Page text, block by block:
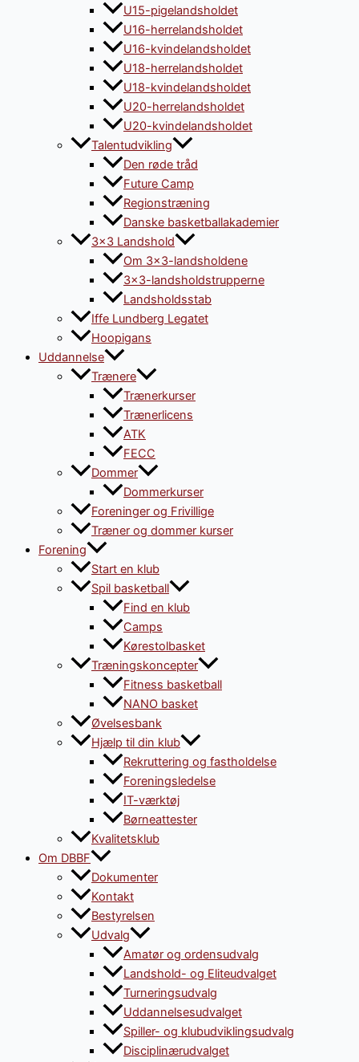
U15-pigelandsholdet
U16-herrelandsholdet
U16-kvindelandsholdet
U18-herrelandsholdet
U18-kvindelandsholdet
U20-herrelandsholdet
U20-kvindelandsholdet
Talentudvikling
Den røde tråd
Future Camp
Regionstræning
Danske basketballakademier
3×3 Landshold
Om 3×3-landsholdene
3×3-landsholdstrupperne
Landsholdsstab
Iffe Lundberg Legatet
Hoopigans
Uddannelse
Trænere
Trænerkurser
Trænerlicens
ATK
FECC
Dommer
Dommerkurser
Foreninger og Frivillige
Træner og dommer kurser
Forening
Start en klub
Spil basketball
Find en klub
Camps
Kørestolbasket
Træningskoncepter
Fitness basketball
NANO basket
Øvelsesbank
Hjælp til din klub
Rekruttering og fastholdelse
Foreningsledelse
IT-værktøj
Børneattester
Kvalitetsklub
Om DBBF
Dokumenter
Kontakt
Bestyrelsen
Udvalg
Amatør og ordensudvalg
Landshold- og Eliteudvalget
Turneringsudvalg
Uddannelsesudvalget
Spiller- og klubudviklingsudvalg
Disciplinærudvalget